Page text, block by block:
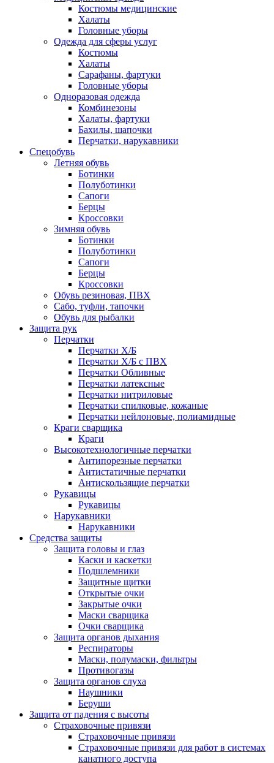
Костюмы медицинские
Халаты
Головные уборы
Одежда для сферы услуг
Костюмы
Халаты
Сарафаны, фартуки
Головные уборы
Одноразовая одежда
Комбинезоны
Халаты, фартуки
Бахилы, шапочки
Перчатки, нарукавники
Спецобувь
Летняя обувь
Ботинки
Полуботинки
Сапоги
Берцы
Кроссовки
Зимняя обувь
Ботинки
Полуботинки
Сапоги
Берцы
Кроссовки
Обувь резиновая, ПВХ
Сабо, туфли, тапочки
Обувь для рыбалки
Защита рук
Перчатки
Перчатки Х/Б
Перчатки Х/Б с ПВХ
Перчатки Обливные
Перчатки латексные
Перчатки нитриловые
Перчатки спилковые, кожаные
Перчатки нейлоновые, полиамидные
Краги сварщика
Краги
Высокотехнологичные перчатки
Антипорезные перчатки
Антистатичные перчатки
Антискользящие перчатки
Рукавицы
Рукавицы
Нарукавники
Нарукавники
Средства защиты
Защита головы и глаз
Каски и каскетки
Подшлемники
Защитные щитки
Открытые очки
Закрытые очки
Маски сварщика
Очки сварщика
Защита органов дыхания
Респираторы
Маски, полумаски, фильтры
Противогазы
Защита органов слуха
Наушники
Беруши
Защита от падения с высоты
Страховочные привязи
Страховочные привязи
Страховочные привязи для работ в системах
канатного доступа